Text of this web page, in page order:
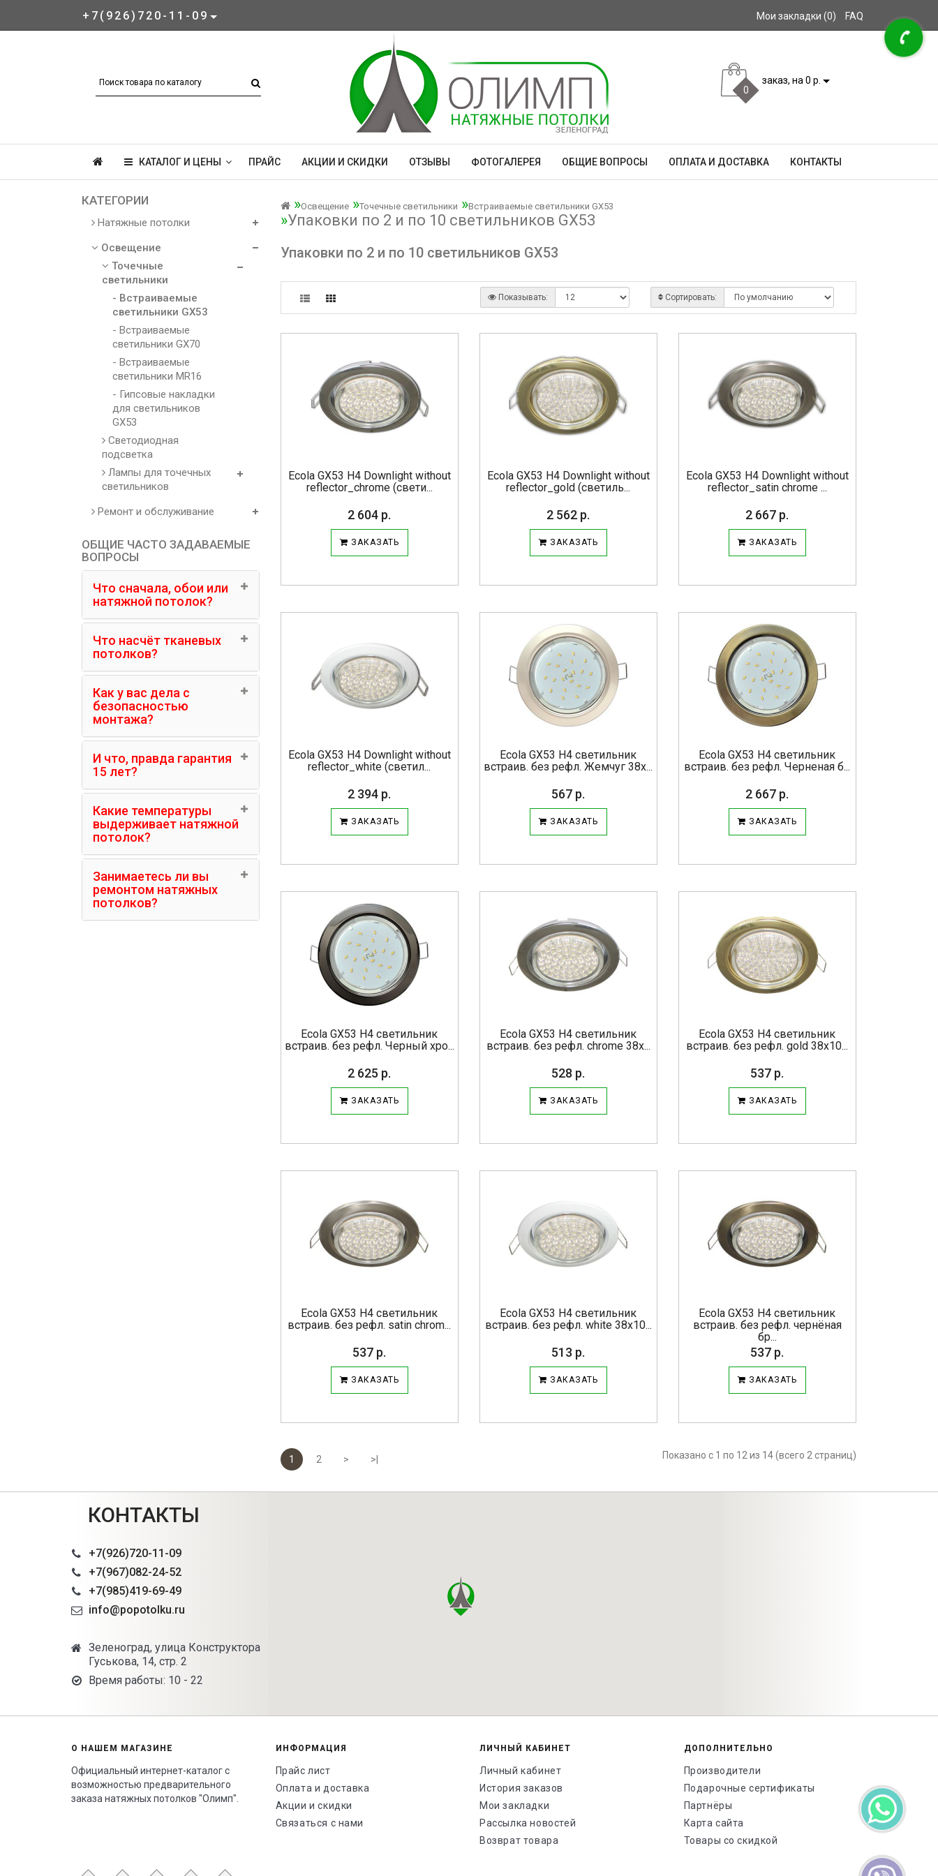
+7(926)720-11-09 Мои закладки (0) FAQ
0
заказ, на 0 р.
КАТАЛОГ И ЦЕНЫ ПРАЙС АКЦИИ И СКИДКИ ОТЗЫВЫ ФОТОГАЛЕРЕЯ ОБЩИЕ ВОПРОСЫ ОПЛАТА И ДОСТАВКА КОНТАКТЫ
КАТЕГОРИИ
Натяжные потолки
Освещение
Точечные
светильники
- Встраиваемые
светильники GX53
- Встраиваемые
светильники GX70
- Встраиваемые
светильники MR16
- Гипсовые накладки
для светильников
GX53
Светодиодная
подсветка
Лампы для точечных
светильников
Ремонт и обслуживание
ОБЩИЕ ЧАСТО ЗАДАВАЕМЫЕ
ВОПРОСЫ
Что сначала, обои или
натяжной потолок?
Что насчёт тканевых
потолков?
Как у вас дела с
безопасностью
монтажа?
И что, правда гарантия
15 лет?
Какие температуры
выдерживает натяжной
потолок?
Занимаетесь ли вы
ремонтом натяжных
потолков?
Освещение Точечные светильники Встраиваемые светильники GX53
Упаковки по 2 и по 10 светильников GX53
Упаковки по 2 и по 10 светильников GX53
Сортировать:
Показывать:
Ecola GX53 H4 Downlight without
reflector_chrome (свети...
2 604 р.
ЗАКАЗАТЬ
Ecola GX53 H4 Downlight without
reflector_gold (светиль...
2 562 р.
ЗАКАЗАТЬ
Ecola GX53 H4 Downlight without
reflector_satin chrome ...
2 667 р.
ЗАКАЗАТЬ
Ecola GX53 H4 Downlight without
reflector_white (светил...
2 394 р.
ЗАКАЗАТЬ
Ecola GX53 H4 светильник
встраив. без рефл. Жемчуг 38x...
567 р.
ЗАКАЗАТЬ
Ecola GX53 H4 светильник
встраив. без рефл. Черненая б...
2 667 р.
ЗАКАЗАТЬ
Ecola GX53 H4 светильник
встраив. без рефл. Черный хро...
2 625 р.
ЗАКАЗАТЬ
Ecola GX53 H4 светильник
встраив. без рефл. chrome 38х...
528 р.
ЗАКАЗАТЬ
Ecola GX53 H4 светильник
встраив. без рефл. gold 38х10...
537 р.
ЗАКАЗАТЬ
Ecola GX53 H4 светильник
встраив. без рефл. satin chrom...
537 р.
ЗАКАЗАТЬ
Ecola GX53 H4 светильник
встраив. без рефл. white 38х10...
513 р.
ЗАКАЗАТЬ
Ecola GX53 H4 светильник
встраив. без рефл. чернёная
бр...
537 р.
ЗАКАЗАТЬ
1 2 > >| Показано с 1 по 12 из 14 (всего 2 страниц)
КОНТАКТЫ
+7(926)720-11-09
+7(967)082-24-52
+7(985)419-69-49
info@popotolku.ru
Зеленоград, улица Конструктора
Гуськова, 14, стр. 2
Время работы: 10 - 22
О НАШЕМ МАГАЗИНЕ
Официальный интернет-каталог с
возможностью предварительного
заказа натяжных потолков "Олимп".
ИНФОРМАЦИЯ
Прайс лист
Оплата и доставка
Акции и скидки
Связаться с нами
ЛИЧНЫЙ КАБИНЕТ
Личный кабинет
История заказов
Мои закладки
Рассылка новостей
Возврат товара
ДОПОЛНИТЕЛЬНО
Производители
Подарочные сертификаты
Партнёры
Карта сайта
Товары со скидкой